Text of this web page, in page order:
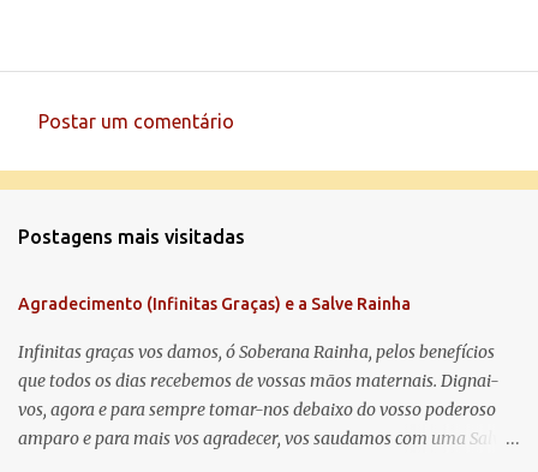
e
t
á
r
i
o
Postar um comentário
Postagens mais visitadas
Agradecimento (Infinitas Graças) e a Salve Rainha
Infinitas graças vos damos, ó Soberana Rainha, pelos benefícios
que todos os dias recebemos de vossas mãos maternais. Dignai-
vos, agora e para sempre tomar-nos debaixo do vosso poderoso
amparo e para mais vos agradecer, vos saudamos com uma Salve